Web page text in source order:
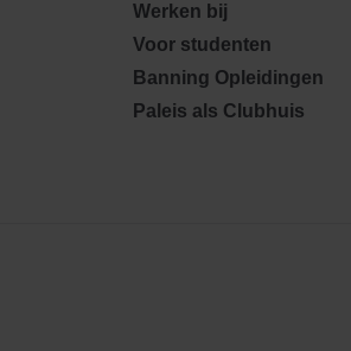
Werken bij
Voor studenten
Banning Opleidingen
Paleis als Clubhuis